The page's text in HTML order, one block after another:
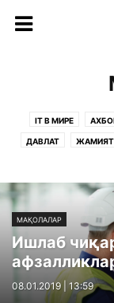
IT В МИРЕ
ДАВЛАТ ЖАМИЯТ
СТАРТАП СТАТЬИ
МАҚОЛАЛАР
Ишлаб
08.01.2019 | 13:59